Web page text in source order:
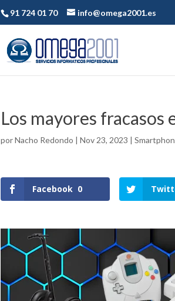
91 724 01 70 info@omega2001.es
Los mayores fracasos
porNacho Redondo |Nov 23, 2023 |
Facebook 0